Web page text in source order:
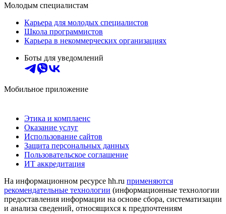
Молодым специалистам
Карьера для молодых специалистов
Школа программистов
Карьера в некоммерческих организациях
Боты для уведомлений
Мобильное приложение
Этика и комплаенс
Оказание услуг
Использование сайтов
Защита персональных данных
Пользовательское соглашение
ИТ аккредитация
На информационном ресурсе hh.ru применяются
рекомендательные технологии (информационные технологии
предоставления информации на основе сбора, систематизации
и анализа сведений, относящихся к предпочтениям